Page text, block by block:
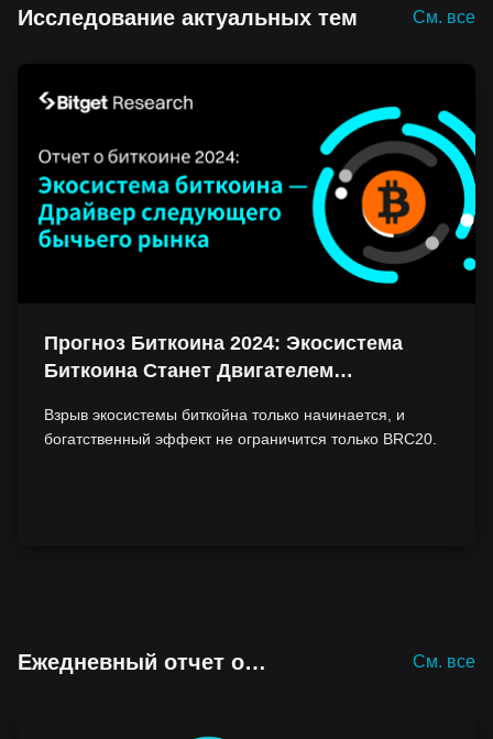
Исследование актуальных тем См. все
Прогноз Биткоина 2024: Экосистема
Биткоина Станет Двигателем
Криптовалют
Взрыв экосистемы биткойна только начинается, и
богатственный эффект не ограничится только BRC20.
Ежедневный отчет о
См. все